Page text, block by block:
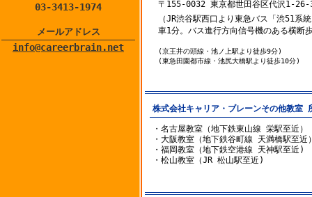
〒155-0032 東京都世田谷区代沢1-26-
（JR渋谷駅西口より東急バス「渋51系
車1分。バス進行方向信号機のある横断
(京王井の頭線・池ノ上駅より徒歩9分)
(東急田園都市線・池尻大橋駅より徒歩10分)
株式会社キャリア・ブレーンその他教室
・名古屋教室（地下鉄東山線 栄駅至近）
・大阪教室（地下鉄谷町線 天満橋駅至近
・福岡教室（地下鉄空港線 天神駅至近)
・松山教室（JR 松山駅至近)
03-3413-1974
メールアドレス
info@careerbrain.net